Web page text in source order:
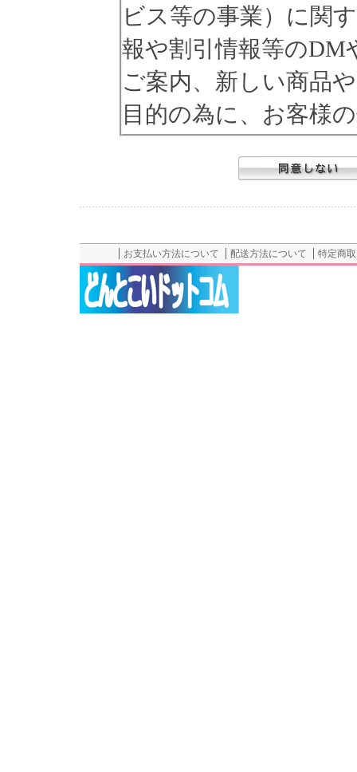
ビス等の事業）に関
報や割引情報等のDM
ご案内、新しい商品
目的の為に、お客様
． 当社は、お客様に
場合、適法かつ公正
利用目的を明確にし
ます。また、利用目
お支払い方法について 配送方法について 特定商